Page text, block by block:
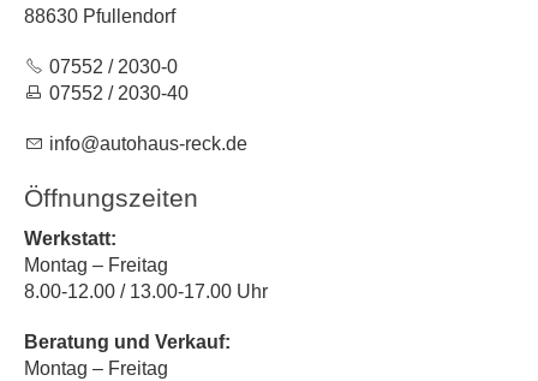
88630 Pfullendorf
07552 / 2030-0
07552 / 2030-40
nf t h s-r ck d
Öffnungszeiten
Werkstatt:
Montag – Freitag
8.00-12.00 / 13.00-17.00 Uhr
Beratung und Verkauf:
Montag – Freitag